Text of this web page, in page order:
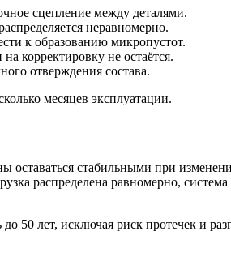
сцепление между деталями.
неравномерно.
к образованию микропустот.
корректировку не остаётся.
отверждения состава.
месяцев эксплуатации.
оставаться стабильными при
распределена равномерно, система
50 лет, исключая риск протечек и